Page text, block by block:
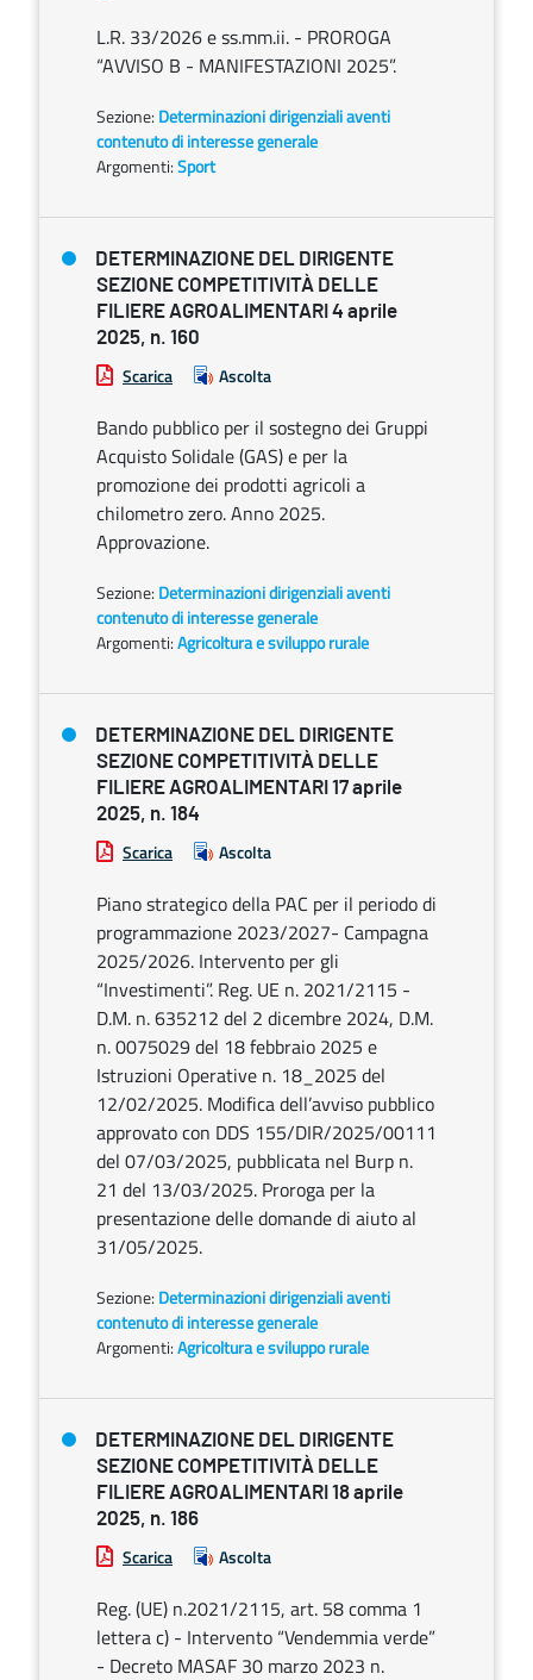
L.R. 33/2026 e ss.mm.ii. - PROROGA
“AVVISO B - MANIFESTAZIONI 2025”.
Sezione: Determinazioni dirigenziali aventi
contenuto di interesse generale
Argomenti:Sport
DETERMINAZIONE DEL DIRIGENTE
SEZIONE COMPETITIVITÀ DELLE
FILIERE AGROALIMENTARI 4 aprile
2025, n. 160
Scarica Ascolta
Bando pubblico per il sostegno dei Gruppi
Acquisto Solidale (GAS) e per la
promozione dei prodotti agricoli a
chilometro zero. Anno 2025.
Approvazione.
Sezione: Determinazioni dirigenziali aventi
contenuto di interesse generale
Argomenti:Agricoltura e sviluppo rurale
DETERMINAZIONE DEL DIRIGENTE
SEZIONE COMPETITIVITÀ DELLE
FILIERE AGROALIMENTARI 17 aprile
2025, n. 184
Scarica Ascolta
Piano strategico della PAC per il periodo di
programmazione 2023/2027- Campagna
2025/2026. Intervento per gli
“Investimenti”. Reg. UE n. 2021/2115 -
D.M. n. 635212 del 2 dicembre 2024, D.M.
n. 0075029 del 18 febbraio 2025 e
Istruzioni Operative n. 18_2025 del
12/02/2025. Modifica dell’avviso pubblico
approvato con DDS 155/DIR/2025/00111
del 07/03/2025, pubblicata nel Burp n.
21 del 13/03/2025. Proroga per la
presentazione delle domande di aiuto al
31/05/2025.
Sezione: Determinazioni dirigenziali aventi
contenuto di interesse generale
Argomenti:Agricoltura e sviluppo rurale
DETERMINAZIONE DEL DIRIGENTE
SEZIONE COMPETITIVITÀ DELLE
FILIERE AGROALIMENTARI 18 aprile
2025, n. 186
Scarica Ascolta
Reg. (UE) n.2021/2115, art. 58 comma 1
lettera c) - Intervento “Vendemmia verde”
- Decreto MASAF 30 marzo 2023 n.